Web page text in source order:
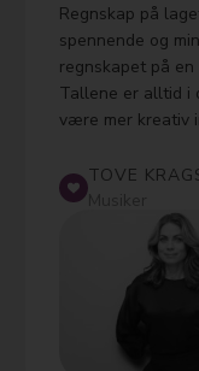
Regnskap på
spennende og
regnskapet på
Tallene er alltid i
være mer kreativ
TOVE